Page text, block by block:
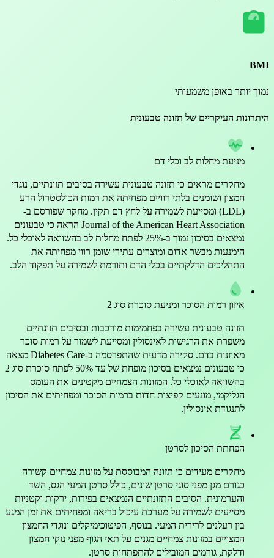
באופן משמעותי
העיקריים של תזונה טבעונית
מניעת מחלות לב וכלי דם
מחקרים מראים כי תזונה טבעונית עשירה בסיבים תזונתיים, נוגדי
חמצון ושומנים בלתי רוויים מפחיתה את רמות הכולסטרול הרע
(LDL) ומסייעת לשמירה על לחץ דם תקין. מחקר שפורסם ב-
Journal of the American Heart Association הראה כי טבעונים
נמצאים בסיכון נמוך ב-25% לפתח מחלות לב בהשוואה לאוכלי כל.
הימנעות מבשר אדום ומוצרים עתירי שומן רווי מפחיתה את
התהליכים הדלקתיים בכלי הדם ותורמת לשמירה על תפקוד הלב.
איזון רמות הסוכר ומניעת סוכרת סוג 2
תזונה טבעונית עשירה בפחמימות מורכבות ובסיבים תזונתיים
משפרת את הרגישות לאינסולין ומסייעת לשמור על רמות סוכר
מאוזנות בדם. סקירה מדעית שהתפרסמה ב-Diabetes Care מצאה
כי טבעונים נמצאים בסיכון מופחת של עד 50% לפתח סוכרת סוג 2
בהשוואה לאוכלי כל. המזונות הצמחיים מקטינים את העומס
הגליקמי, מונעים קפיצות חדות ברמות הסוכר ומפחיתים את הסיכון
לתנגודת אינסולין.
הפחתת הסיכון לסרטן
מחקרים מעידים כי תזונה המבוססת על מזונות צמחיים קשורה
כגורם מגן מפני סוגי סרטן שונים, כולל סרטן המעי הגס, השד
והערמונית. הסיבים התזונתיים הנמצאים בפירות, ירקות וקטניות
מסייעים לשמירה על מערכת עיכול בריאה ומפחיתים את זמן המגע
בין רעלנים לרירית המעי. בנוסף, הפיטוכימיקלים ונוגדי החמצון
המצויים במזונות צמחיים מגנים על תאי הגוף מפני נזקי חמצון
ודלקת, גורמים המובילים להתפתחות סרטן.